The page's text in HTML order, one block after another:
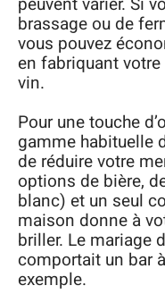
brassage ou de
vous pouvez
en fabriquant
vin.
Pour une touche
gamme habituelle
de réduire votre
options de bière,
blanc) et un seul
maison donne à
briller. Le mariage
comportait un bar
exemple.